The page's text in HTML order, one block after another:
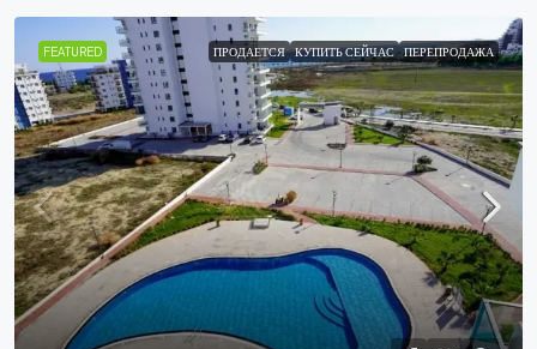
FEATURED ПРОДАЕТСЯ КУПИТЬ СЕЙЧАС ПЕРЕПРОДАЖА